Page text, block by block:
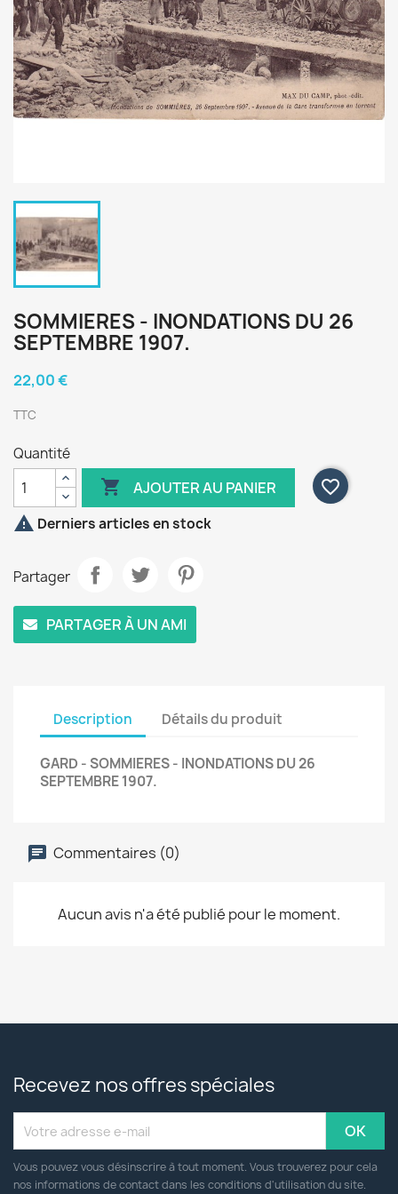
SOMMIERES - INONDATIONS DU 26
SEPTEMBRE 1907.
22,00 €
TTC
Quantité
 AJOUTER AU PANIER
favorite_border
 Derniers articles en stock
Partager
PARTAGER À UN AMI
Description Détails du produit
GARD - SOMMIERES - INONDATIONS DU 26
SEPTEMBRE 1907.
Commentaires (0)
Aucun avis n'a été publié pour le moment.
Recevez nos offres spéciales
Vous pouvez vous désinscrire à tout moment. Vous trouverez pour cela
nos informations de contact dans les conditions d'utilisation du site.